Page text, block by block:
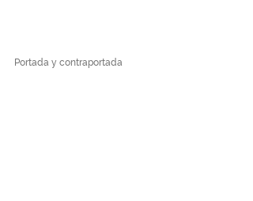
Portada y contraportada